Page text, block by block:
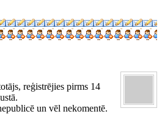
reģistrējies pirms 14
un vēl nekomentē.